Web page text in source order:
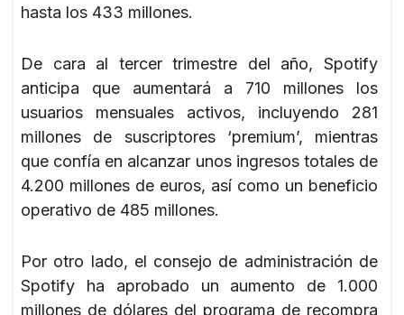
hasta los 433 millones.
De cara al tercer trimestre del año, Spotify
anticipa que aumentará a 710 millones los
usuarios mensuales activos, incluyendo 281
millones de suscriptores ‘premium’, mientras
que confía en alcanzar unos ingresos totales de
4.200 millones de euros, así como un beneficio
operativo de 485 millones.
Por otro lado, el consejo de administración de
Spotify ha aprobado un aumento de 1.000
millones de dólares del programa de recompra